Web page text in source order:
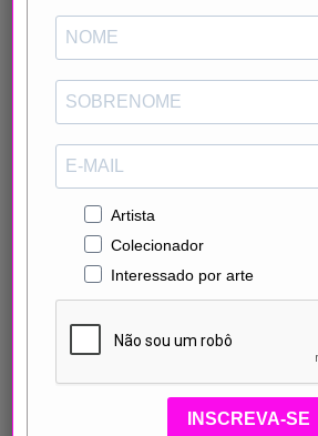
Artista
Colecionador
Interessado por arte
INSCREVA-SE